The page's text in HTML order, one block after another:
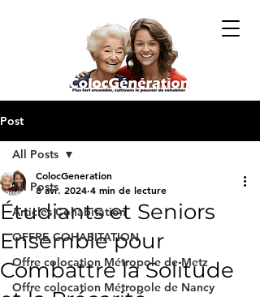
Post
All Posts
Articles Cohabitation
OFFRE COHABITATION
Offre colocation Métropole de Metz
Offre colocation Métropole de Nancy
All Posts
Étudiants et Seniors
Ensemble pour
Combattre la Solitude
ColocGeneration
8 avr. 2024 4 min de lecture